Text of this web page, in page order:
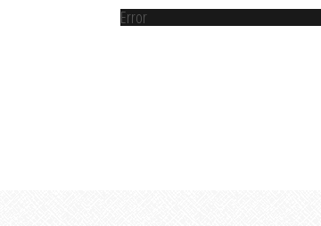
Error